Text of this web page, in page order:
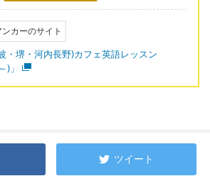
カーのサイト
・堺・河内長野)カフェ英語レッスン
)」
ツイート